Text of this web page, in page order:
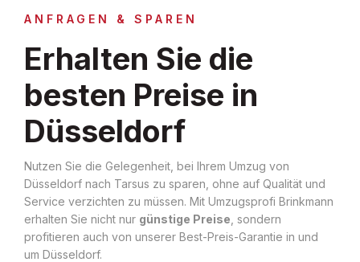
ANFRAGEN & SPAREN
Erhalten Sie die
besten Preise in
Düsseldorf
Nutzen Sie die Gelegenheit, bei Ihrem Umzug von
Düsseldorf nach Tarsus zu sparen, ohne auf Qualität und
Service verzichten zu müssen. Mit Umzugsprofi Brinkmann
erhalten Sie nicht nur günstige Preise , sondern
profitieren auch von unserer Best-Preis-Garantie in und
um Düsseldorf.